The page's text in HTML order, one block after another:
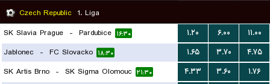
Czech Republic 1. Liga
SK Slavia Prague - Pardubice ۱۶:۳۰ ۱.۲۰ ۶.۰۰
۱۱.۰۰
Jablonec - FC Slovacko ۱۸:۳۰ ۱.۶۵ ۳.۷۰
۴.۷۵
SK Artis Brno - SK Sigma Olomouc ۲۱:۳۰ ۴.۳۳ ۳.۶۰
۱.۷۶